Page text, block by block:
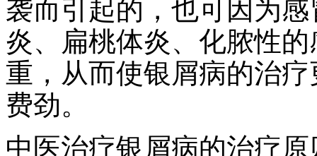
袭而引起的，也可因为
炎、扁桃体炎、化脓性
重，从而使银屑病的治
费劲。
中医治疗银屑病的治疗原